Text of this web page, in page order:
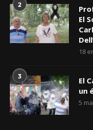
2
El
18
3
El
un
5